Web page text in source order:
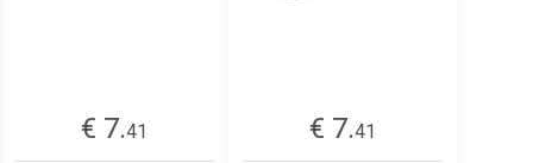
€ 7.41
€ 7.41